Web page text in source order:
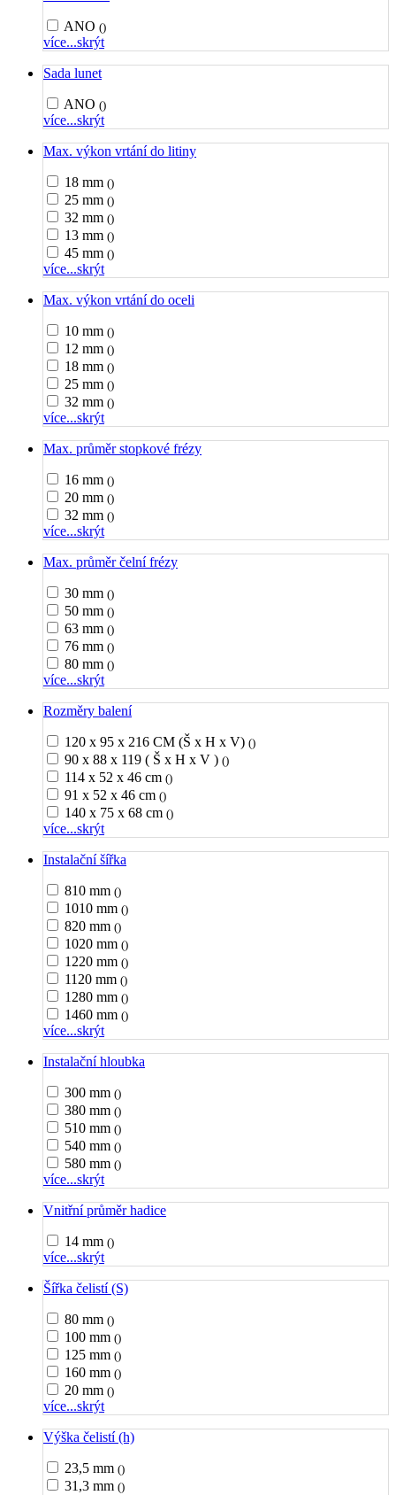
ANO ()
více...skrýt
Sada lunet
ANO ()
více...skrýt
Max. výkon vrtání do litiny
18 mm ()
25 mm ()
32 mm ()
13 mm ()
45 mm ()
více...skrýt
Max. výkon vrtání do oceli
10 mm ()
12 mm ()
18 mm ()
25 mm ()
32 mm ()
více...skrýt
Max. průměr stopkové frézy
16 mm ()
20 mm ()
32 mm ()
více...skrýt
Max. průměr čelní frézy
30 mm ()
50 mm ()
63 mm ()
76 mm ()
80 mm ()
více...skrýt
Rozměry balení
120 x 95 x 216 CM (Š x H x V) ()
90 x 88 x 119 ( Š x H x V ) ()
114 x 52 x 46 cm ()
91 x 52 x 46 cm ()
140 x 75 x 68 cm ()
více...skrýt
Instalační šířka
810 mm ()
1010 mm ()
820 mm ()
1020 mm ()
1220 mm ()
1120 mm ()
1280 mm ()
1460 mm ()
více...skrýt
Instalační hloubka
300 mm ()
380 mm ()
510 mm ()
540 mm ()
580 mm ()
více...skrýt
Vnitřní průměr hadice
14 mm ()
více...skrýt
Šířka čelistí (S)
80 mm ()
100 mm ()
125 mm ()
160 mm ()
20 mm ()
více...skrýt
Výška čelistí (h)
23,5 mm ()
31,3 mm ()